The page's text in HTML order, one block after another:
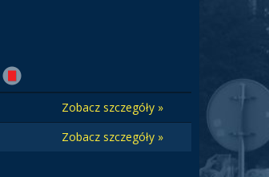
Zobacz szczegóły »
Zobacz szczegóły »